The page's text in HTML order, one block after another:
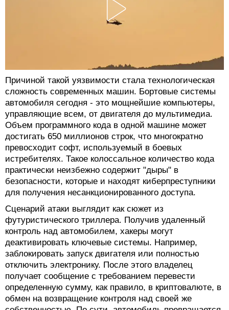
Причиной такой уязвимости стала технологическая
сложность современных машин. Бортовые системы
автомобиля сегодня - это мощнейшие компьютеры,
управляющие всем, от двигателя до мультимедиа.
Объем программного кода в одной машине может
достигать 650 миллионов строк, что многократно
превосходит софт, используемый в боевых
истребителях. Такое колоссальное количество кода
практически неизбежно содержит "дыры" в
безопасности, которые и находят киберпреступники
для получения несанкционированного доступа.
Сценарий атаки выглядит как сюжет из
футуристического триллера. Получив удаленный
контроль над автомобилем, хакеры могут
деактивировать ключевые системы. Например,
заблокировать запуск двигателя или полностью
отключить электронику. После этого владелец
получает сообщение с требованием перевести
определенную сумму, как правило, в криптовалюте, в
обмен на возвращение контроля над своей же